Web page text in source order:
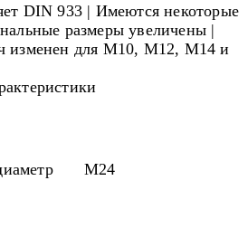
DIN 933 | Имеются некоторые
размеры увеличены |
изменен для M10, M12, M14 и
M24